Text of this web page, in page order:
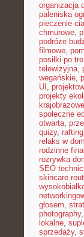
organizacja
paleniska
pieczenie
chmurowe,
podróże
filmowe,
posiłki po
telewizyjna,
wegańskie,
UI ,
projekty
społeczne
otwarta,
quizy, rafting
relaks w
rodzinne
rozrywka
SEO
skincare
głosem,
photography,
lokalne,
sprzedaży,